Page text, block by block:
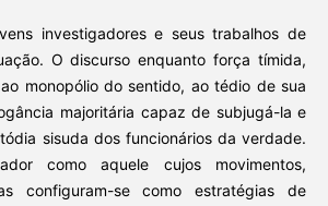
investigadores e seus trabalhos de
O discurso enquanto força tímida,
monopólio do sentido, ao tédio de sua
majoritária capaz de subjugá-la e
sisuda dos funcionários da verdade.
como aquele cujos movimentos,
configuram-se como estratégias de